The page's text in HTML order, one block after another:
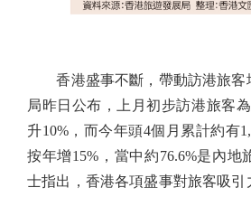
香港盛事不斷，帶動訪港旅客
局昨日公布，上月初步訪港旅客
升10%，而今年頭4個月累計約有
按年增15%，當中約76.6%是內地
士指出，香港各項盛事對旅客吸引